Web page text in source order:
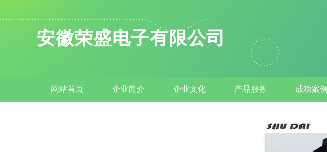
安徽荣盛电子有限公司
网站首页 企业简介 企业文化 产品服务 成功案例